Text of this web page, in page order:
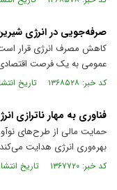
صرفه‌جویی در انرژی
کاهش مصرف انرژی قرار
عمومی به یک فرصت
کد خبر: ۱۳۶۸۵۲۸ تاریخ انتشار : ۱۴۰۵/۰۴/۲۳
فناوری به مهار ناترازی
حمایت مالی از طرح‌های
بهره‌وری انرژی هدایت می‌کند
کد خبر: ۱۳۶۷۷۲۰ تاریخ انتشار : ۱۴۰۵/۰۴/۱۸